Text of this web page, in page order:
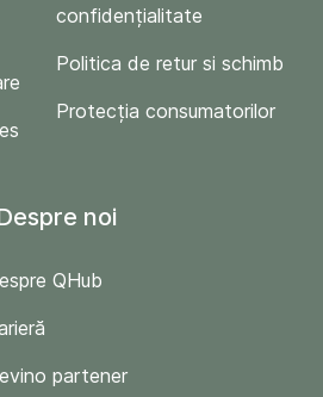
confidențialitate
Politica de retur si schimb
Protecția consumatorilor
noi
QHub
partener